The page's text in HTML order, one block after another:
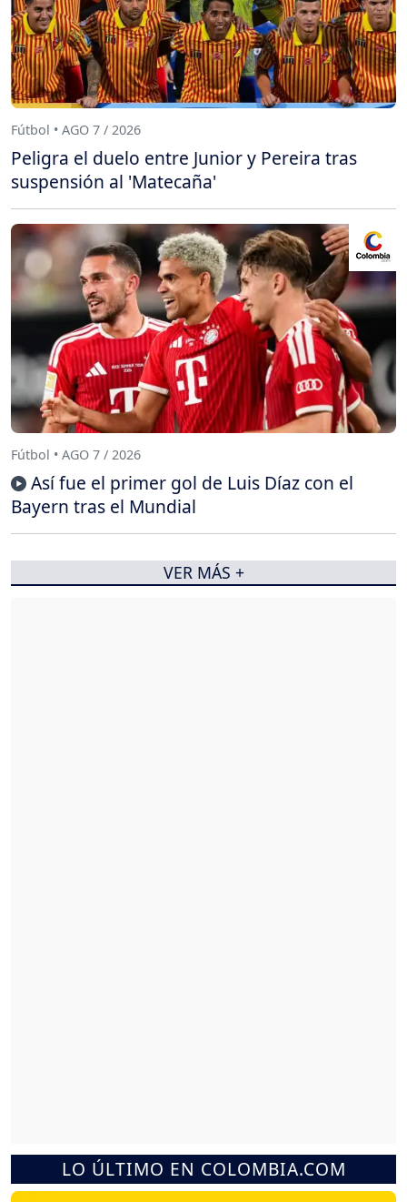
LO ÚLTIMO EN COLOMBIA.COM
Fútbol • AGO 7 / 2026
Peligra el duelo entre Junior y Pereira tras
suspensión al 'Matecaña'
Fútbol • AGO 7 / 2026
Así fue el primer gol de Luis Díaz con el
Bayern tras el Mundial
VER MÁS +